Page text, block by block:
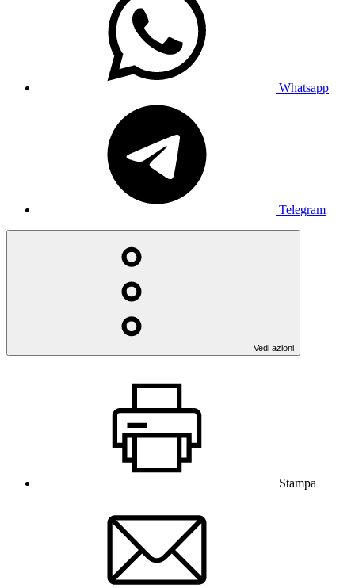
Whatsapp
Telegram
Vedi azioni
Stampa